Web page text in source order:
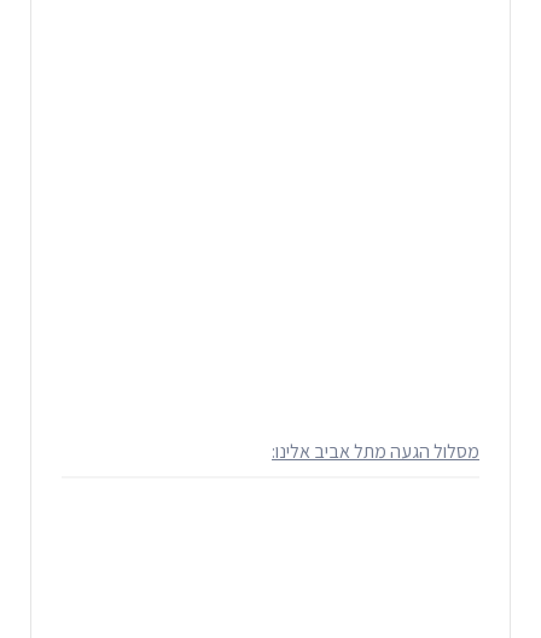
מסלול הגעה מתל אביב אלינו: